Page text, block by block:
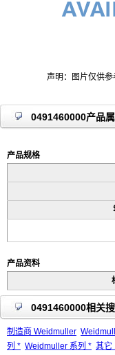
声明：图片仅供参
0491460000产品
产品规格
产品资料
0491460000相关
制造商 Weidmuller
列 * Weidmuller 系列 * 其它